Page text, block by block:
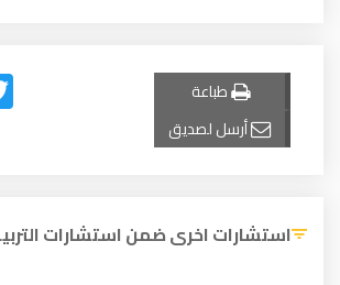
طباعة
أرسل لصديق
استشارات اخرى ضمن استشارات